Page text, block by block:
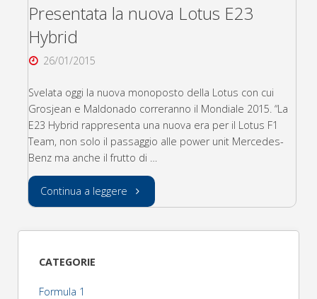
Presentata la nuova Lotus E23
Hybrid
26/01/2015
Svelata oggi la nuova monoposto della Lotus con cui
Grosjean e Maldonado correranno il Mondiale 2015. “La
E23 Hybrid rappresenta una nuova era per il Lotus F1
Team, non solo il passaggio alle power unit Mercedes-
Benz ma anche il frutto di …
Continua a leggere "Presentata
CATEGORIE
Formula 1